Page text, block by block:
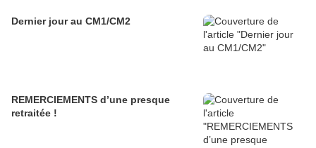
Dernier jour au CM1/CM2
REMERCIEMENTS d’une presque
retraitée !